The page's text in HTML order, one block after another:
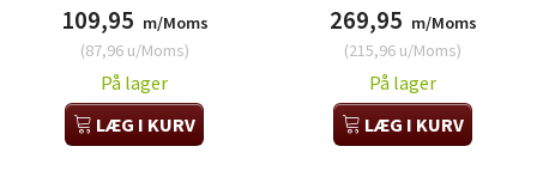
109,95 m/Moms
(87,96u/Moms)
På lager
LÆG I KURV
269,95 m/Moms
(215,96 u/Moms)
På lager
LÆG I KURV